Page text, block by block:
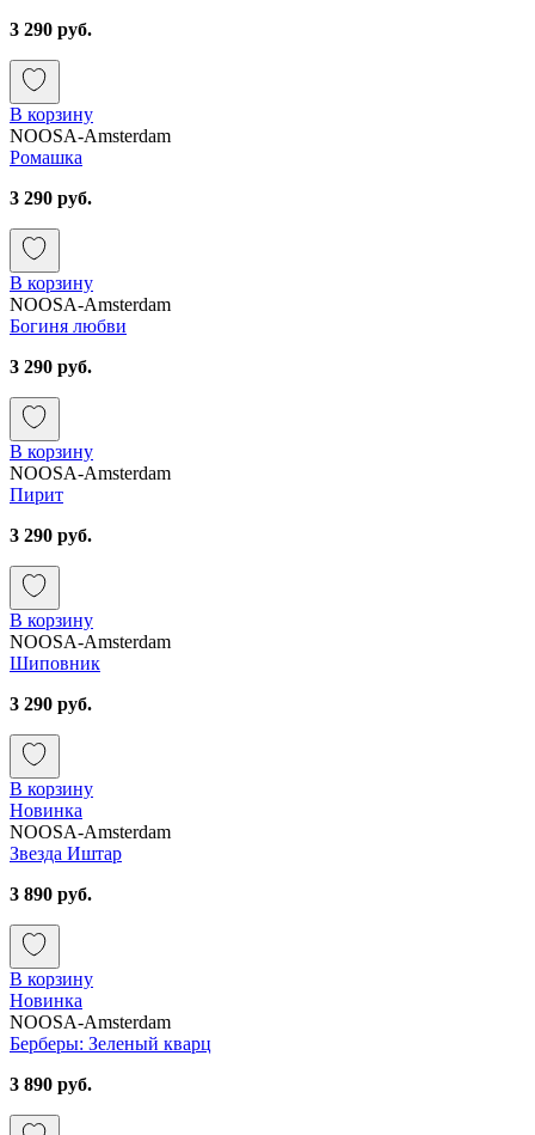
3 290 руб.
В корзину
NOOSA-Amsterdam
Ромашка
3 290 руб.
В корзину
NOOSA-Amsterdam
Богиня любви
3 290 руб.
В корзину
NOOSA-Amsterdam
Пирит
3 290 руб.
В корзину
NOOSA-Amsterdam
Шиповник
3 290 руб.
В корзину
Новинка
NOOSA-Amsterdam
Звезда Иштар
3 890 руб.
В корзину
Новинка
NOOSA-Amsterdam
Берберы: Зеленый кварц
3 890 руб.